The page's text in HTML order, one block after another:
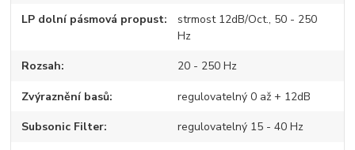
LP dolní pásmová propust
strmost 12dB/Oct., 50 - 250
Hz
Rozsah 20 - 250 Hz
Zvýraznění basů regulovatelný 0 až + 12dB
Subsonic Filter regulovatelný 15 - 40 Hz